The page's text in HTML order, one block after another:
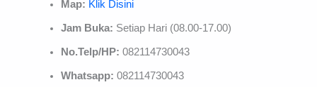
Map: Klik Disini
Jam Buka: Setiap Hari (08.00-17.00)
No.Telp/HP: 082114730043
Whatsapp:082114730043